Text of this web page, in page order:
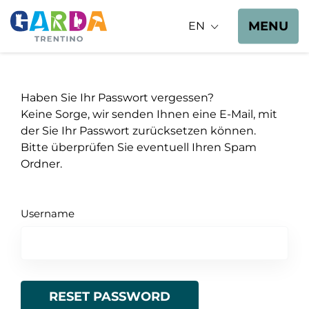
EN MENU
Haben Sie Ihr Passwort vergessen?
Keine Sorge, wir senden Ihnen eine E-Mail, mit
der Sie Ihr Passwort zurücksetzen können.
Bitte überprüfen Sie eventuell Ihren Spam
Ordner.
Username
RESET PASSWORD